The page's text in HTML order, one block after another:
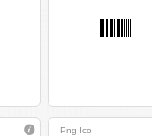
Png Ico